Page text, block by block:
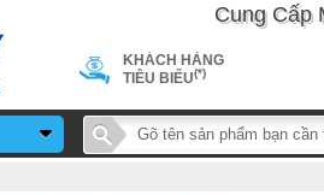
Cung Cấp
KHÁCH HÀNG
TIÊU BIỂU(*)